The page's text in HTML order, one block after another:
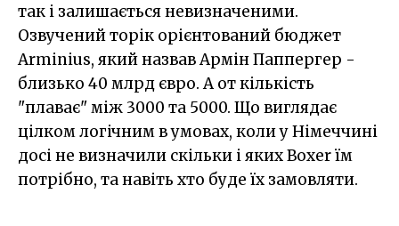
так і залишається невизначеними.
Озвучений торік орієнтований бюджет
Arminius, який назвав Армін Паппергер -
близько 40 млрд євро. А от кількість
"плаває" між 3000 та 5000. Що виглядає
цілком логічним в умовах, коли у Німеччині
досі не визначили скільки і яких Boxer їм
потрібно, та навіть хто буде їх замовляти.